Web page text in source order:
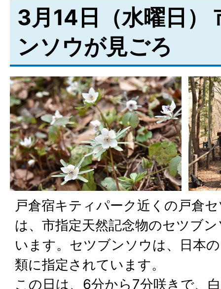
3月14日（水曜日）
ンソウが見ごろ
戸倉宿キティパーク近くの戸倉
は、市指定天然記念物のセツブ
います。セツブンソウは、日本
類に指定されています。
この日は、6分から7分咲きで、